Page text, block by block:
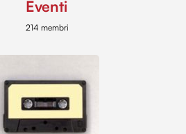
Eventi
214 membri